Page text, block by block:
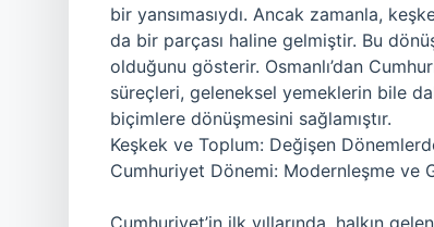
bir yansımasıydı. Ancak zamanla,
da bir parçası haline gelmiştir. Bu
olduğunu gösterir. Osmanlı’dan
süreçleri, geleneksel yemeklerin bile
biçimlere dönüşmesini sağlamıştır.
Keşkek ve Toplum: Değişen
Cumhuriyet Dönemi: Modernleşme ve
Cumhuriyet’in ilk yıllarında, halkın